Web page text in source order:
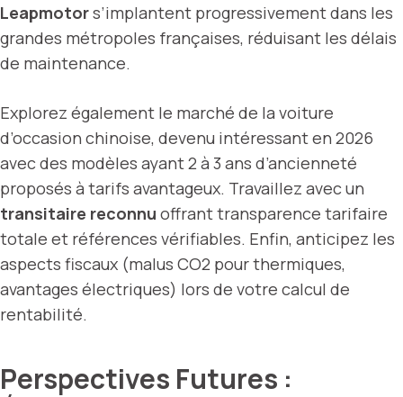
Leapmotors’implantent progressivement dans les
grandes métropoles françaises, réduisant les délais
de maintenance.
Explorez également le marché de la voiture
d’occasion chinoise, devenu intéressant en 2026
avec des modèles ayant 2 à 3 ans d’ancienneté
proposés à tarifs avantageux. Travaillez avec un
transitaire reconnu offrant transparence tarifaire
totale et références vérifiables. Enfin, anticipez les
aspects fiscaux (malus CO2 pour thermiques,
avantages électriques) lors de votre calcul de
rentabilité.
Perspectives Futures :